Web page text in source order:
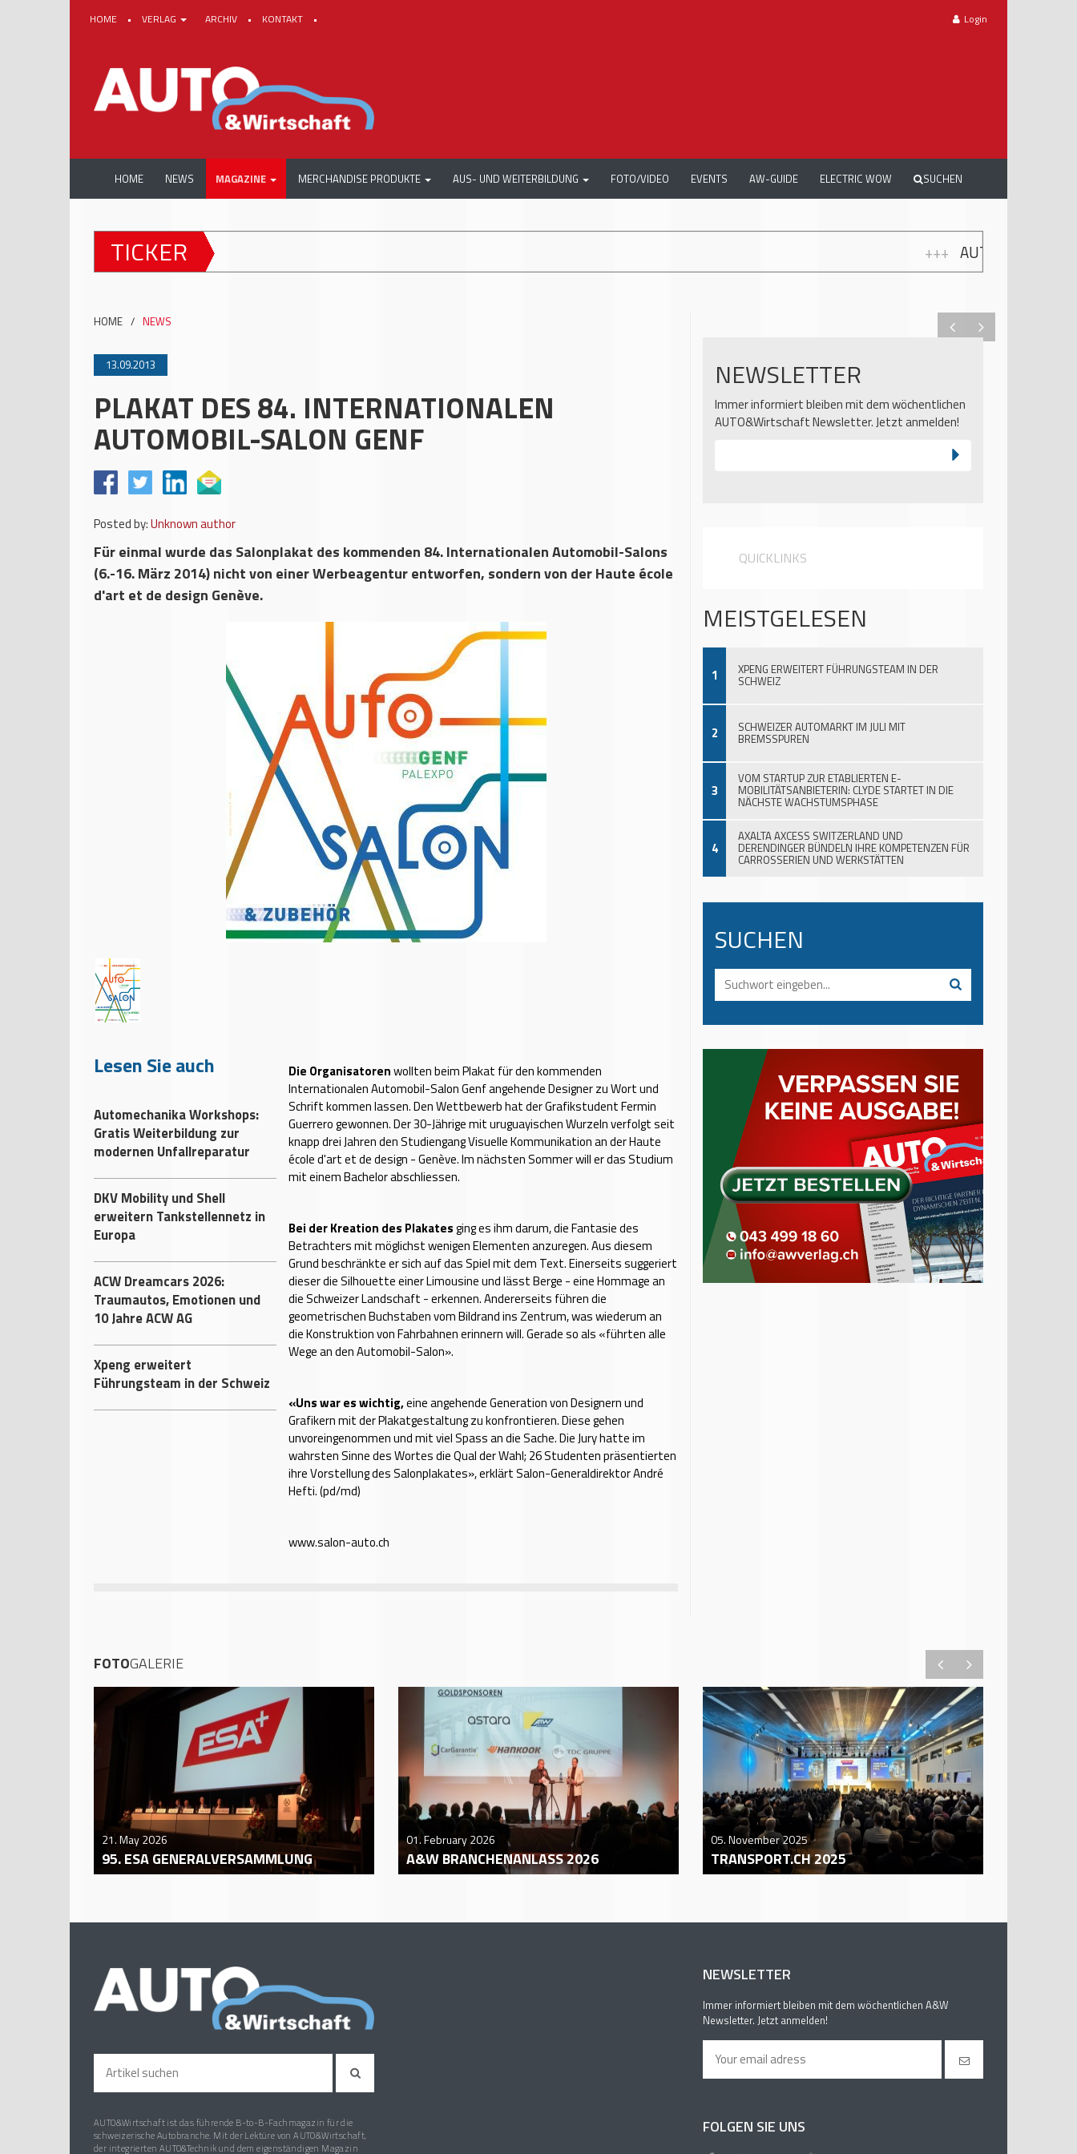
HOME • VERLAG ARCHIV • KONTAKT • Login
HOME NEWS MAGAZINE MERCHANDISE PRODUKTE AUS- UND WEITERBILDUNG FOTO/VIDEO EVENTS AW-GUIDE ELECTRIC WOW SUCHEN
TICKER AUTOMECHANIKA WORKSHOPS:
HOME / NEWS
13.09.2013
PLAKAT DES 84. INTERNATIONALEN
AUTOMOBIL-SALON GENF
Posted by:Unknown author
Für einmal wurde das Salonplakat des kommenden 84. Internationalen Automobil-Salons
(6.-16. März 2014) nicht von einer Werbeagentur entworfen, sondern von der Haute école
d'art et de design Genève.
Lesen Sie auch
Automechanika Workshops:
Gratis Weiterbildung zur
modernen Unfallreparatur
DKV Mobility und Shell
erweitern Tankstellennetz in
Europa
ACW Dreamcars 2026:
Traumautos, Emotionen und
10 Jahre ACW AG
Xpeng erweitert
Führungsteam in der Schweiz
Die Organisatorenwollten beim Plakat für den kommenden
Internationalen Automobil-Salon Genf angehende Designer zu Wort und
Schrift kommen lassen. Den Wettbewerb hat der Grafikstudent Fermin
Guerrero gewonnen. Der 30-Jährige mit uruguayischen Wurzeln verfolgt seit
knapp drei Jahren den Studiengang Visuelle Kommunikation an der Haute
école d'art et de design - Genève. Im nächsten Sommer will er das Studium
mit einem Bachelor abschliessen.
Bei der Kreation des Plakatesging es ihm darum, die Fantasie des
Betrachters mit möglichst wenigen Elementen anzuregen. Aus diesem
Grund beschränkte er sich auf das Spiel mit dem Text. Einerseits suggeriert
dieser die Silhouette einer Limousine und lässt Berge - eine Hommage an
die Schweizer Landschaft - erkennen. Andererseits führen die
geometrischen Buchstaben vom Bildrand ins Zentrum, was wiederum an
die Konstruktion von Fahrbahnen erinnern will. Gerade so als «führten alle
Wege an den Automobil-Salon».
«Uns war es wichtig,eine angehende Generation von Designern und
Grafikern mit der Plakatgestaltung zu konfrontieren. Diese gehen
unvoreingenommen und mit viel Spass an die Sache. Die Jury hatte im
wahrsten Sinne des Wortes die Qual der Wahl; 26 Studenten präsentierten
ihre Vorstellung des Salonplakates», erklärt Salon-Generaldirektor André
Hefti. (pd/md)
www.salon-auto.ch
NEWSLETTER
Immer informiert bleiben mit dem wöchentlichen
AUTO&Wirtschaft Newsletter. Jetzt anmelden!
QUICKLINKS
MEISTGELESEN
1 XPENG ERWEITERT FÜHRUNGSTEAM IN DER
SCHWEIZ
2 SCHWEIZER AUTOMARKT IM JULI MIT
BREMSSPUREN
3
VOM STARTUP ZUR ETABLIERTEN E-
MOBILITÄTSANBIETERIN: CLYDE STARTET IN DIE
NÄCHSTE WACHSTUMSPHASE
4
AXALTA AXCESS SWITZERLAND UND
DERENDINGER BÜNDELN IHRE KOMPETENZEN FÜR
CARROSSERIEN UND WERKSTÄTTEN
SUCHEN
FOTOGALERIE
21. May 2026
95. ESA GENERALVERSAMMLUNG
01. February 2026
A&W BRANCHENANLASS 2026
05. November 2025
TRANSPORT.CH 2025
AUTO&Wirtschaft ist das führende B-to-B-Fachmagazin für die
schweizerische Autobranche. Mit der Lektüre von AUTO&Wirtschaft,
der integrierten AUTO&Technik und dem eigenständigen Magazin
NEWSLETTER
Immer informiert bleiben mit dem wöchentlichen A&W
Newsletter. Jetzt anmelden!
FOLGEN SIE UNS